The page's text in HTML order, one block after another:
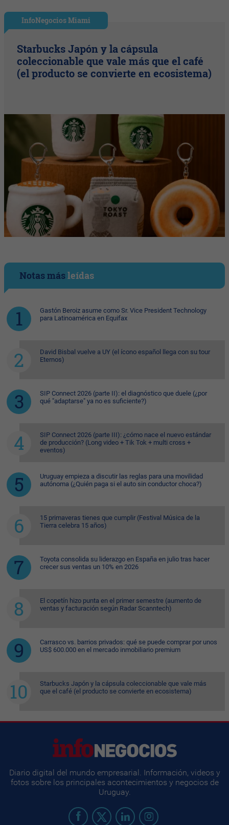
InfoNegocios Miami
Starbucks Japón y la cápsula
coleccionable que vale más que el café
(el producto se convierte en ecosistema)
Notas másleídas
Gastón Beroiz asume como Sr. Vice President Technology
para Latinoamérica en Equifax
David Bisbal vuelve a UY (el ícono español llega con su tour
Eternos)
SIP Connect 2026 (parte II): el diagnóstico que duele (¿por
qué "adaptarse" ya no es suficiente?)
SIP Connect 2026 (parte III): ¿cómo nace el nuevo estándar
de producción? (Long video + Tik Tok + multi cross +
eventos)
Uruguay empieza a discutir las reglas para una movilidad
autónoma (¿Quién paga si el auto sin conductor choca?)
15 primaveras tienes que cumplir (Festival Música de la
Tierra celebra 15 años)
Toyota consolida su liderazgo en España en julio tras hacer
crecer sus ventas un 10% en 2026
El copetín hizo punta en el primer semestre (aumento de
ventas y facturación según Radar Scanntech)
Carrasco vs. barrios privados: qué se puede comprar por unos
US$ 600.000 en el mercado inmobiliario premium
Starbucks Japón y la cápsula coleccionable que vale más
que el café (el producto se convierte en ecosistema)
Diario digital del mundo empresarial. Información, videos y
fotos sobre los principales acontecimientos y negocios de
Uruguay.